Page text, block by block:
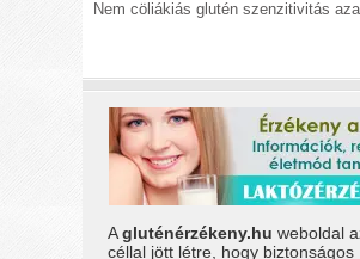
Nem cöliákiás glutén szenzitivitás
Agluténérzékeny.hu weboldal
céllal jött létre, hogy biztonságos